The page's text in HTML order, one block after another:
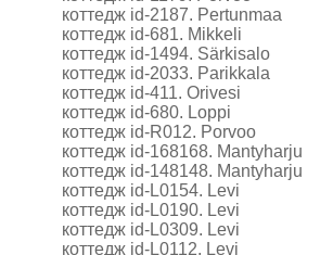
коттедж id-2187. Pertunmaa
коттедж id-681. Mikkeli
коттедж id-1494. Särkisalo
коттедж id-2033. Parikkala
коттедж id-411. Orivesi
коттедж id-680. Loppi
коттедж id-R012. Porvoo
коттедж id-168168. Mantyharju
коттедж id-148148. Mantyharju
коттедж id-L0154. Levi
коттедж id-L0190. Levi
коттедж id-L0309. Levi
коттедж id-L0112. Levi